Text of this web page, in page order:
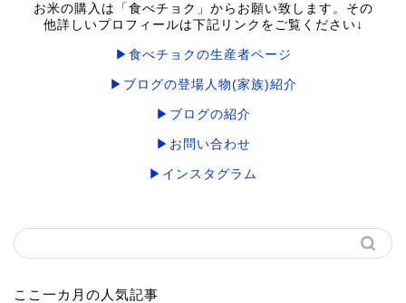
お米の購入は「食べチョク」からお願い致します。その
他詳しいプロフィールは下記リンクをご覧ください↓
▶食べチョクの生産者ページ
▶ブログの登場人物(家族)紹介
▶ブログの紹介
▶お問い合わせ
▶インスタグラム
ここ一カ月の人気記事